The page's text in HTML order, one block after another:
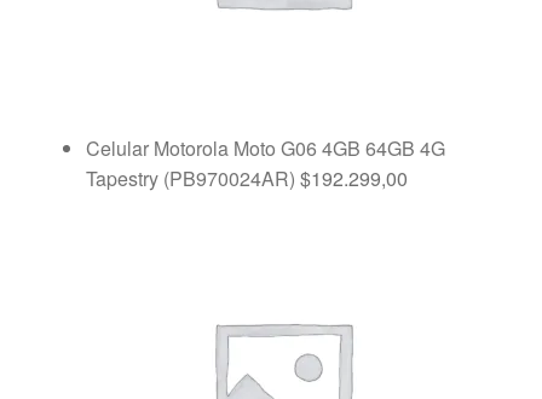
Celular Motorola Moto G06 4GB 64GB 4G
Tapestry (PB970024AR) $192.299,00